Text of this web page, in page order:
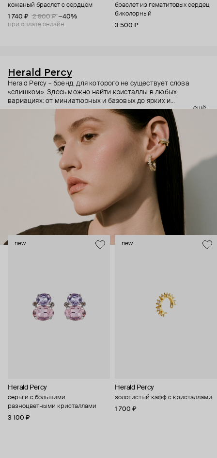
кожаный браслет с сердцем
1 740 ₽
2 900 ₽ −40%
при оплате онлайн
браслет из гематитовых сердец
биколорный
3 500 ₽
Herald Percy
Herald Percy – бренд, для которого не существует слова
«слишком». Здесь можно найти кристаллы в любых
вариациях: от миниатюрных и базовых до ярких и
массивных, которые сразу становятся главным элементом
образа. Героиня бренда – девушка из мегаполиса, которой
нужно как минимум 25 часов в сутках, чтобы все успеть, и
внушительный арсенал украшений, чтобы, поменяв серьги,
поехать на вечеринку сразу из офиса.
ещё
new
Herald Percy
серьги с большими
разноцветными кристаллами
3 100 ₽
new
Herald Percy
золотистый кафф с кристаллами
1 700 ₽